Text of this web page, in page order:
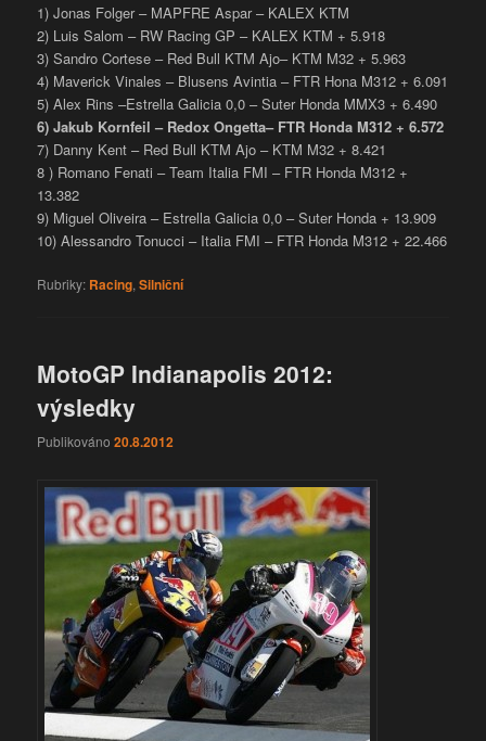
1) Jonas Folger – MAPFRE Aspar – KALEX KTM
2) Luis Salom – RW Racing GP – KALEX KTM + 5.918
3) Sandro Cortese – Red Bull KTM Ajo– KTM M32 + 5.963
4) Maverick Vinales – Blusens Avintia – FTR Hona M312 + 6.091
5) Alex Rins –Estrella Galicia 0,0 – Suter Honda MMX3 + 6.490
6) Jakub Kornfeil – Redox Ongetta– FTR Honda M312 + 6.572
7) Danny Kent – Red Bull KTM Ajo – KTM M32 + 8.421
8 ) Romano Fenati – Team Italia FMI – FTR Honda M312 +
13.382
9) Miguel Oliveira – Estrella Galicia 0,0 – Suter Honda + 13.909
10) Alessandro Tonucci – Italia FMI – FTR Honda M312 + 22.466
Rubriky: Racing,Silniční
MotoGP Indianapolis 2012:
výsledky
Publikováno20.8.2012